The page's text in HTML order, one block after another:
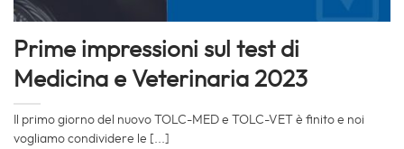
Prime impressioni sul test di
Medicina e Veterinaria 2023
Il primo giorno del nuovo TOLC-MED e TOLC-VET è finito e noi
vogliamo condividere le [...]